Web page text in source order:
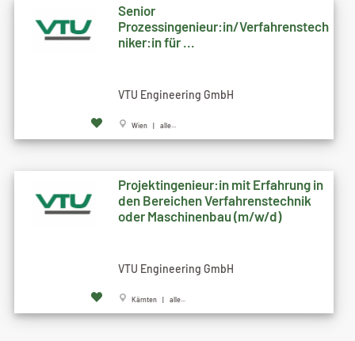
Senior
Prozessingenieur:in/Verfahrenstech
niker:in für ...
VTU Engineering GmbH
Wien | alle...
Projektingenieur:in mit Erfahrung in
den Bereichen Verfahrenstechnik
oder Maschinenbau (m/w/d)
VTU Engineering GmbH
Kärnten | alle...